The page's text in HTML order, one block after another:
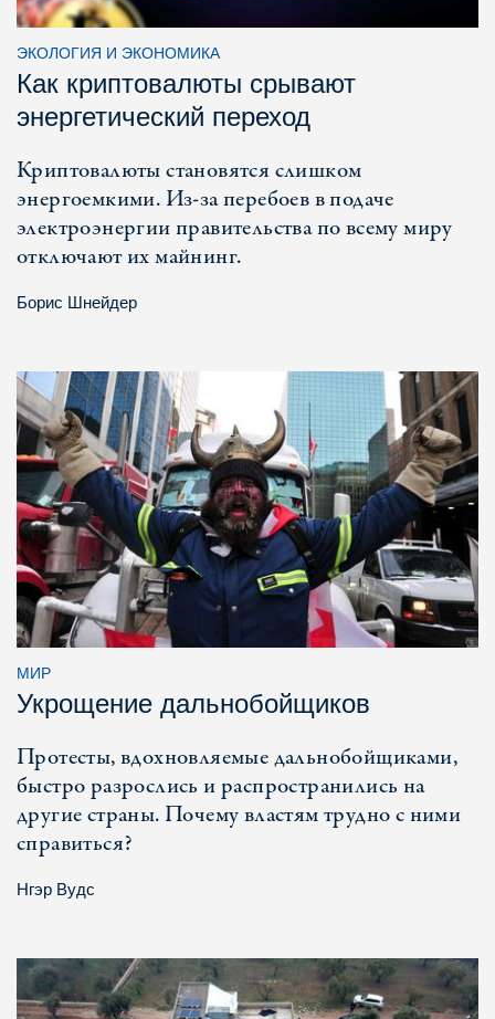
ЭКОЛОГИЯ И ЭКОНОМИКА
Как криптовалюты срывают
энергетический переход
Криптовалюты становятся слишком
энергоемкими. Из-за перебоев в подаче
электроэнергии правительства по всему миру
отключают их майнинг.
Борис Шнейдер
МИР
Укрощение дальнобойщиков
Протесты, вдохновляемые дальнобойщиками,
быстро разрослись и распространились на
другие страны. Почему властям трудно с ними
справиться?
Нгэр Вудс